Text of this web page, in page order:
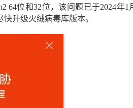
64位和32位，该问题已于2024年1
升级火绒病毒库版本。